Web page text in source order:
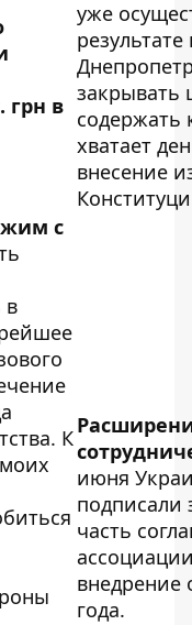
грн в
уже
результате
закрывать
содержать
хватает
внесение
с
в
К
июня
подписали
часть
внедрение
года.